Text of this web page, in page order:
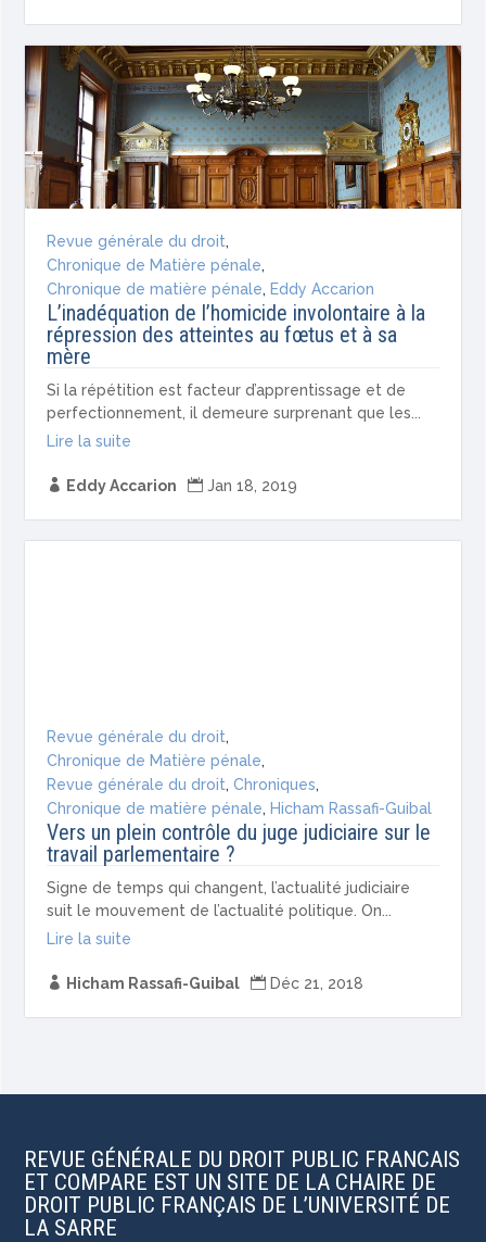
Revue générale du droit,
Chronique de Matière pénale,
Chronique de matière pénale, Eddy Accarion
L’inadéquation de l’homicide involontaire à la
répression des atteintes au fœtus et à sa
mère
Si la répétition est facteur d’apprentissage et de
perfectionnement, il demeure surprenant que les...
Lire la suite
 Eddy Accarion  Jan 18, 2019
Revue générale du droit,
Chronique de Matière pénale,
Revue générale du droit,Chroniques,
Chronique de matière pénale, Hicham Rassafi-Guibal
Vers un plein contrôle du juge judiciaire sur le
travail parlementaire ?
Signe de temps qui changent, l’actualité judiciaire
suit le mouvement de l’actualité politique. On...
Lire la suite
 Hicham Rassafi-Guibal  Déc 21, 2018
REVUE GÉNÉRALE DU DROIT PUBLIC FRANCAIS
ET COMPARE EST UN SITE DE LA CHAIRE DE
DROIT PUBLIC FRANÇAIS DE L’UNIVERSITÉ DE
LA SARRE